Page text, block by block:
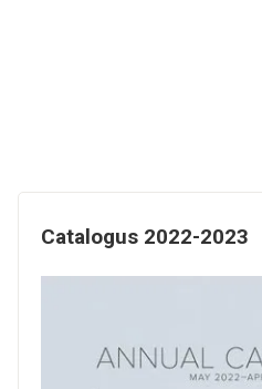
Catalogus 2022-2023